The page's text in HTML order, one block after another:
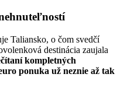
Taliansko, o čom svedčí
destinácia zaujala
kompletných
ponuka už neznie až tak